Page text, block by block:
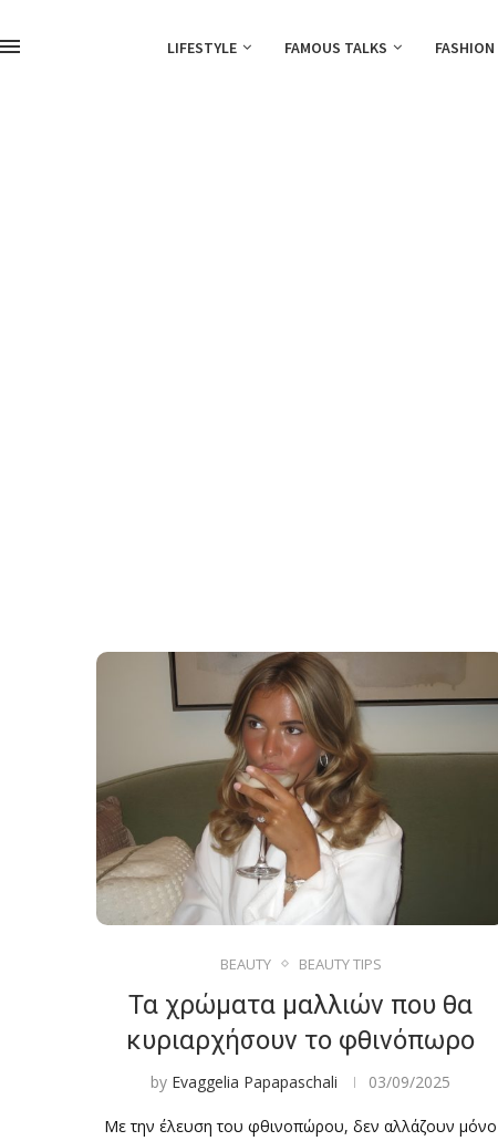
LIFESTYLE FAMOUS TALKS FASHION
BEAUTY BEAUTY TIPS
Τα χρώματα μαλλιών που θα
κυριαρχήσουν το φθινόπωρο
by Evaggelia Papapaschali 03/09/2025
Με την έλευση του φθινοπώρου, δεν αλλάζουν μόνο